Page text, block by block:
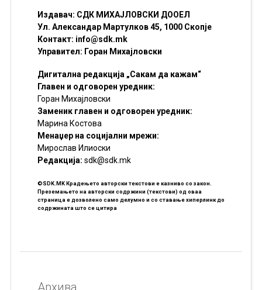
Издавач: СДК МИХАЈЛОВСКИ ДООЕЛ
Ул. Александар Мартулков 45, 1000 Скопје
Контакт: info@sdk.mk
Управител: Горан Михајловски
Дигитална редакција „Сакам да кажам“
Главен и одговорен уредник:
Горан Михајловски
Заменик главен и одговорен уредник:
Марина Костова
Менаџер на социјални мрежи:
Мирослав Илиоски
Редакцијa: sdk@sdk.mk
©SDK.MK Крадењето авторски текстови е казниво со закон.
Преземањето на авторски содржини (текстови) од оваа
страница е дозволено само делумно и со ставање хиперлинк до
содржината што се цитира
Архива